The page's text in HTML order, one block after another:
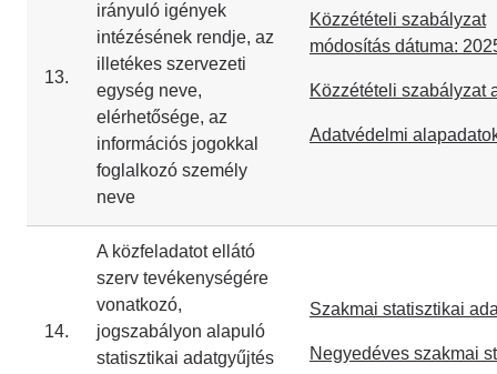
13.
irányuló igények
intézésének rendje, az
illetékes szervezeti
egység neve,
elérhetősége, az
információs jogokkal
foglalkozó személy
neve
Közzétételi szabályzat
módosítás dátuma:
Közzétételi szabályzat
Adatvédelmi
14.
A közfeladatot ellátó
szerv tevékenységére
vonatkozó,
jogszabályon alapuló
statisztikai adatgyűjtés
Szakmai statisztikai
Negyedéves szakmai